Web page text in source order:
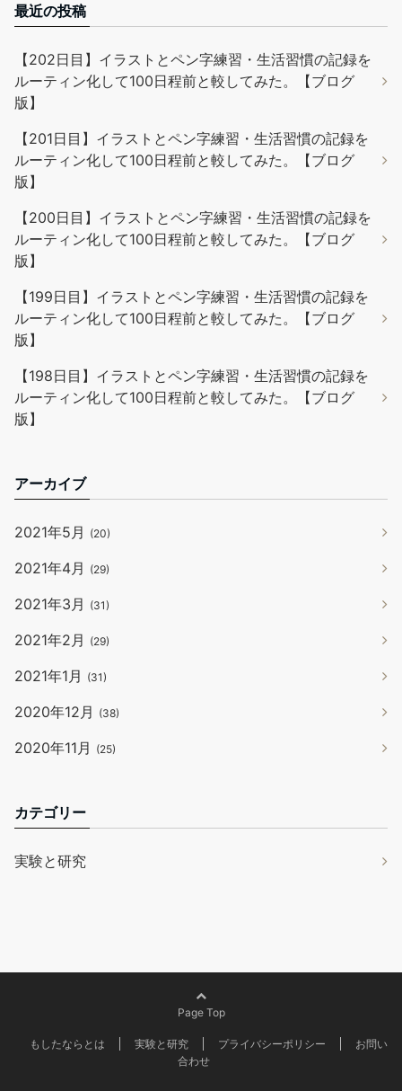
最近の投稿
【202日目】イラストとペン字練習・生活習慣の記録を
ルーティン化して100日程前と較してみた。【ブログ
版】
【201日目】イラストとペン字練習・生活習慣の記録を
ルーティン化して100日程前と較してみた。【ブログ
版】
【200日目】イラストとペン字練習・生活習慣の記録を
ルーティン化して100日程前と較してみた。【ブログ
版】
【199日目】イラストとペン字練習・生活習慣の記録を
ルーティン化して100日程前と較してみた。【ブログ
版】
【198日目】イラストとペン字練習・生活習慣の記録を
ルーティン化して100日程前と較してみた。【ブログ
版】
アーカイブ
2021年5月 (20)
2021年4月 (29)
2021年3月 (31)
2021年2月 (29)
2021年1月 (31)
2020年12月 (38)
2020年11月 (25)
カテゴリー
実験と研究
Page Top
もしたならとは 実験と研究 プライバシーポリシー
お問い
合わせ